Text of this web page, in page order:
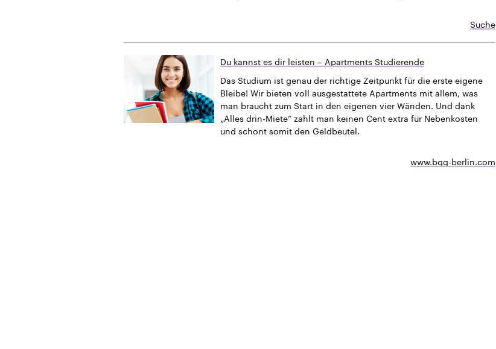
Suche
Du kannst es dir leisten – Apartments Studierende
Das Studium ist genau der richtige Zeitpunkt für die erste eigene
Bleibe! Wir bieten voll ausgestattete Apartments mit allem, was
man braucht zum Start in den eigenen vier Wänden. Und dank
„Alles drin-Miete“ zahlt man keinen Cent extra für Nebenkosten
und schont somit den Geldbeutel.
www.bgg-berlin.com